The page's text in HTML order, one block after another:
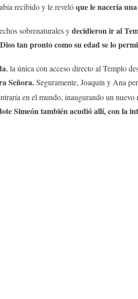
recibido y le revelóque le nacería
sobrenaturales ydecidieron ir al
tan pronto como su edad se lo
, la única con acceso directo al Templo
Señora.Seguramente, Joaquín y Ana
en el mundo, inaugurando un
Simeón también acudió allí, con la